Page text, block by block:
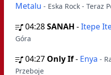
Metalu - Eska Rock - Teraz
04:28SANAH -Itepe
Góra
04:27 Only If- Enya -
Przeboje